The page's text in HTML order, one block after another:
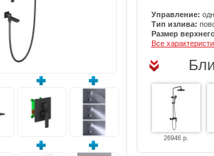
Управление:
Тип излива:
Размер
Все
26946 р.